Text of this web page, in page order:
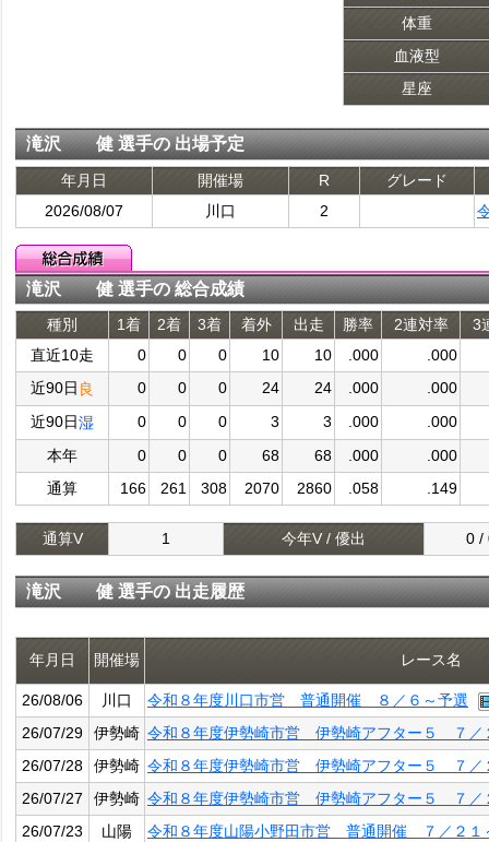
体重
血液型
星座
滝沢 健 選手の 出場予定
年月日 開催場 R
グレード
2026/08/07
川口 2
滝沢 健 選手の 総合成績
種別 1着 2着 3着 着外 出走 勝率 2連対率
3
直近10走
0 0 0 10 10 .000
.000
近90日 良 0 0 0 24 24 .000
.000
近90日湿 0 0 0 3 3 .000
.000
本年
0 0 0 68 68 .000
.000
通算
166 261 308 2070 2860 .058 .149
通算V 1 今年V / 優出 0 /
滝沢 健 選手の 出走履歴
年月日 開催場 レース名
26/08/06 川口
令和８年度川口市営 普通開催 ８／６～予選
26/07/29
伊勢崎 令和８年度伊勢崎市営 伊勢崎アフター５ ７／
26/07/28
伊勢崎 令和８年度伊勢崎市営 伊勢崎アフター５ ７／
26/07/27
伊勢崎 令和８年度伊勢崎市営 伊勢崎アフター５ ７／
26/07/23
山陽
令和８年度山陽小野田市営 普通開催 ７／２１